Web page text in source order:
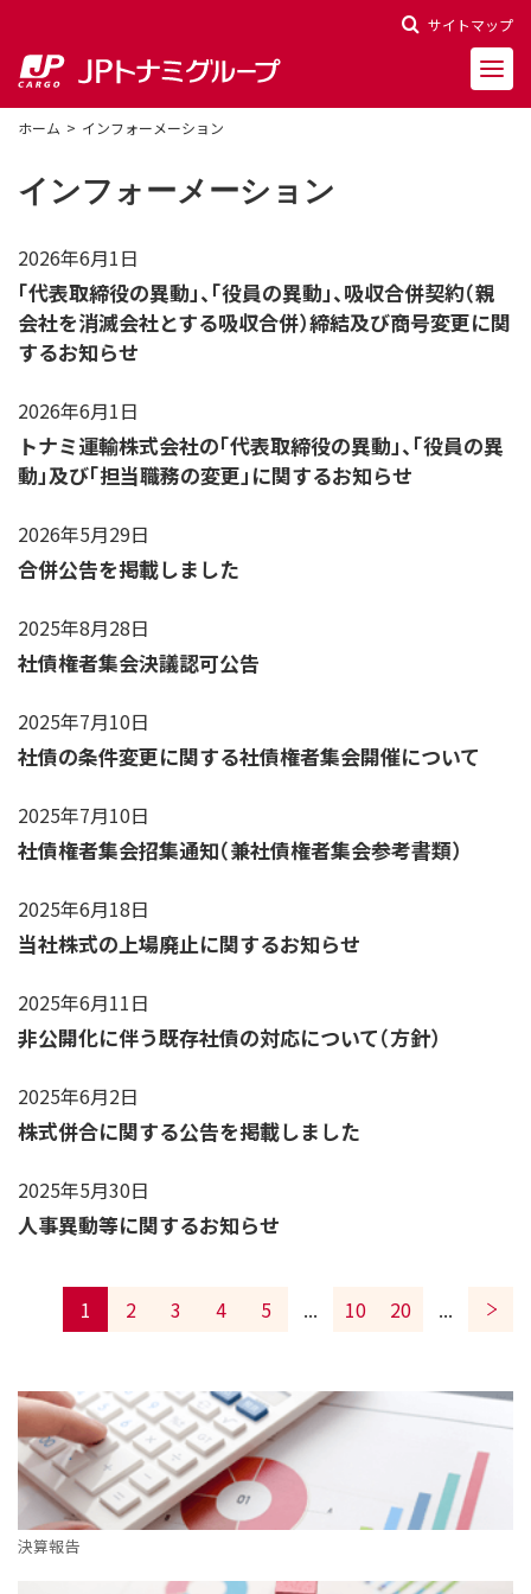
サイトマップ
会社沿革
役員一覧
財務ハイライト
純粋持株会社
ホーム インフォーメーション
インフォーメーション
2026年6月1日
「代表取締役の異動」、「役員の異動」、吸収合併契約（親
会社を消滅会社とする吸収合併）締結及び商号変更に関
するお知らせ
2026年6月1日
トナミ運輸株式会社の「代表取締役の異動」、「役員の異
動」及び「担当職務の変更」に関するお知らせ
2026年5月29日
合併公告を掲載しました
2025年8月28日
社債権者集会決議認可公告
2025年7月10日
社債の条件変更に関する社債権者集会開催について
2025年7月10日
社債権者集会招集通知（兼社債権者集会参考書類）
2025年6月18日
当社株式の上場廃止に関するお知らせ
2025年6月11日
非公開化に伴う既存社債の対応について（方針）
2025年6月2日
株式併合に関する公告を掲載しました
2025年5月30日
人事異動等に関するお知らせ
1 2 3 4 5 ... 10 20 ...
決算報告